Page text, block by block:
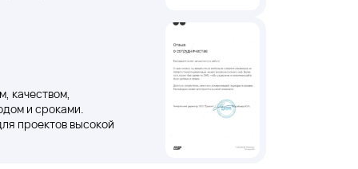
качеством,
и сроками.
проектов высокой